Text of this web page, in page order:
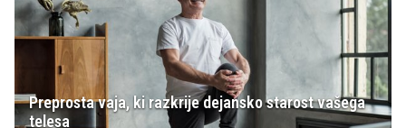
Preprosta vaja, ki razkrije dejansko starost vašega
telesa